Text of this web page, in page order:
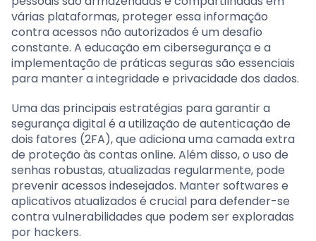
várias plataformas, proteger essa informação
contra acessos não autorizados é um desafio
constante. A educação em cibersegurança e a
implementação de práticas seguras são essenciais
para manter a integridade e privacidade dos dados.
Uma das principais estratégias para garantir a
segurança digital é a utilização de autenticação de
dois fatores (2FA), que adiciona uma camada extra
de proteção às contas online. Além disso, o uso de
senhas robustas, atualizadas regularmente, pode
prevenir acessos indesejados. Manter softwares e
aplicativos atualizados é crucial para defender-se
contra vulnerabilidades que podem ser exploradas
por hackers.